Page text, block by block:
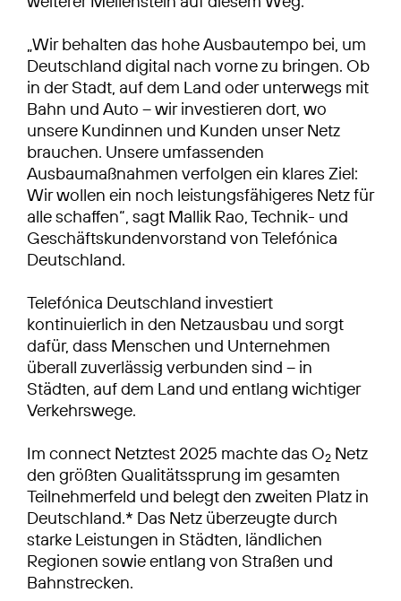
„Wir behalten das hohe Ausbautempo bei, um
Deutschland digital nach vorne zu bringen. Ob
in der Stadt, auf dem Land oder unterwegs mit
Bahn und Auto – wir investieren dort, wo
unsere Kundinnen und Kunden unser Netz
brauchen. Unsere umfassenden
Ausbaumaßnahmen verfolgen ein klares Ziel:
Wir wollen ein noch leistungsfähigeres Netz für
alle schaffen“, sagt Mallik Rao, Technik- und
Geschäftskundenvorstand von Telefónica
Deutschland.
Telefónica Deutschland investiert
kontinuierlich in den Netzausbau und sorgt
dafür, dass Menschen und Unternehmen
überall zuverlässig verbunden sind – in
Städten, auf dem Land und entlang wichtiger
Verkehrswege.
Im connect Netztest 2025 machte das O2 Netz
den größten Qualitätssprung im gesamten
Teilnehmerfeld und belegt den zweiten Platz in
Deutschland.* Das Netz überzeugte durch
starke Leistungen in Städten, ländlichen
Regionen sowie entlang von Straßen und
Bahnstrecken.